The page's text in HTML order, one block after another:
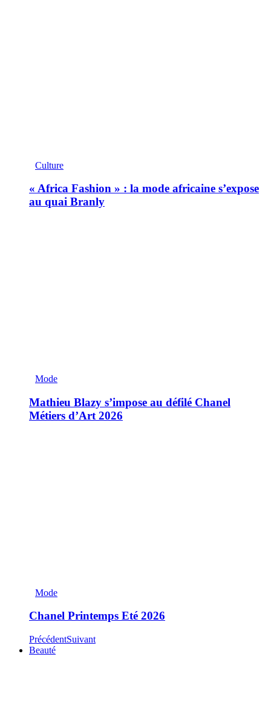
Culture
« Africa Fashion » : la mode africaine s’expose
au quai Branly
Mode
Mathieu Blazy s’impose au défilé Chanel
Métiers d’Art 2026
Mode
Chanel Printemps Eté 2026
PrécédentSuivant
Beauté